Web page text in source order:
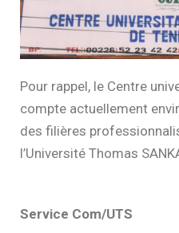
Pour rappel, le Centre
compte actuellement
des filières
l’Université Thomas
Service Com/UTS